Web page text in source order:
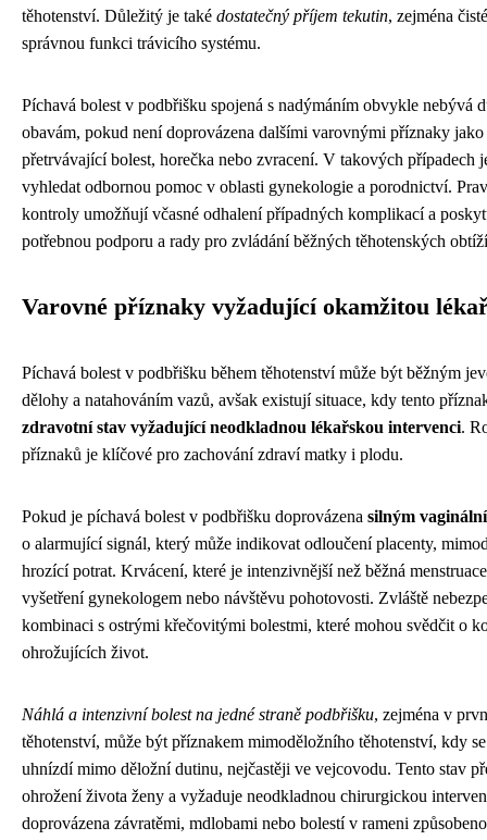
těhotenství. Důležitý je také dostatečný příjem tekutin, zejména
správnou funkci trávicího systému.
Píchavá bolest v podbřišku spojená s nadýmáním obvykle nebývá
obavám, pokud není doprovázena dalšími varovnými příznaky
přetrvávající bolest, horečka nebo zvracení. V takových případech
vyhledat odbornou pomoc v oblasti gynekologie a porodnictví.
kontroly umožňují včasné odhalení případných komplikací a
potřebnou podporu a rady pro zvládání běžných těhotenských
Varovné příznaky vyžadující okamžitou
Píchavá bolest v podbřišku během těhotenství může být běžným
dělohy a natahováním vazů, avšak existují situace, kdy tento
zdravotní stav vyžadující neodkladnou lékařskou intervenci.
příznaků je klíčové pro zachování zdraví matky i plodu.
Pokud je píchavá bolest v podbřišku doprovázena silným
o alarmující signál, který může indikovat odloučení placenty,
hrozící potrat. Krvácení, které je intenzivnější než běžná
vyšetření gynekologem nebo návštěvu pohotovosti. Zvláště
kombinaci s ostrými křečovitými bolestmi, které mohou svědčit o
ohrožujících život.
Náhlá a intenzivní bolest na jedné straně podbřišku, zejména v
těhotenství, může být příznakem mimoděložního těhotenství, kdy
uhnízdí mimo děložní dutinu, nejčastěji ve vejcovodu. Tento stav
ohrožení života ženy a vyžaduje neodkladnou chirurgickou
doprovázena závratěmi, mdlobami nebo bolestí v rameni